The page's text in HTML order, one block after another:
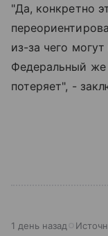
"Да, конкретно
из-за чего
Федеральный
потеряет", -
1 день назад